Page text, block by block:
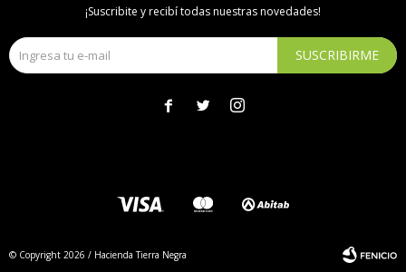
¡Suscribite y recibí todas nuestras novedades!
SUSCRIBIRME
  
© Copyright 2026 / Hacienda Tierra Negra